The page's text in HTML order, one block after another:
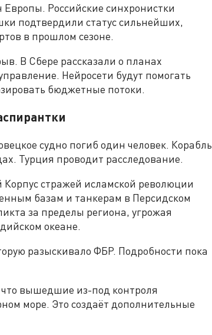
Российские синхронистки
подтвердили статус сильнейших,
в прошлом сезоне.
В Сбере рассказали о планах
Нейросети будут помогать
бюджетные потоки.
судно погиб один человек. Корабль
Турция проводит расследование.
стражей исламской революции
базам и танкерам в Персидском
за пределы региона, угрожая
океане.
разыскивало ФБР. Подробности пока
вышедшие из-под контроля
море. Это создаёт дополнительные